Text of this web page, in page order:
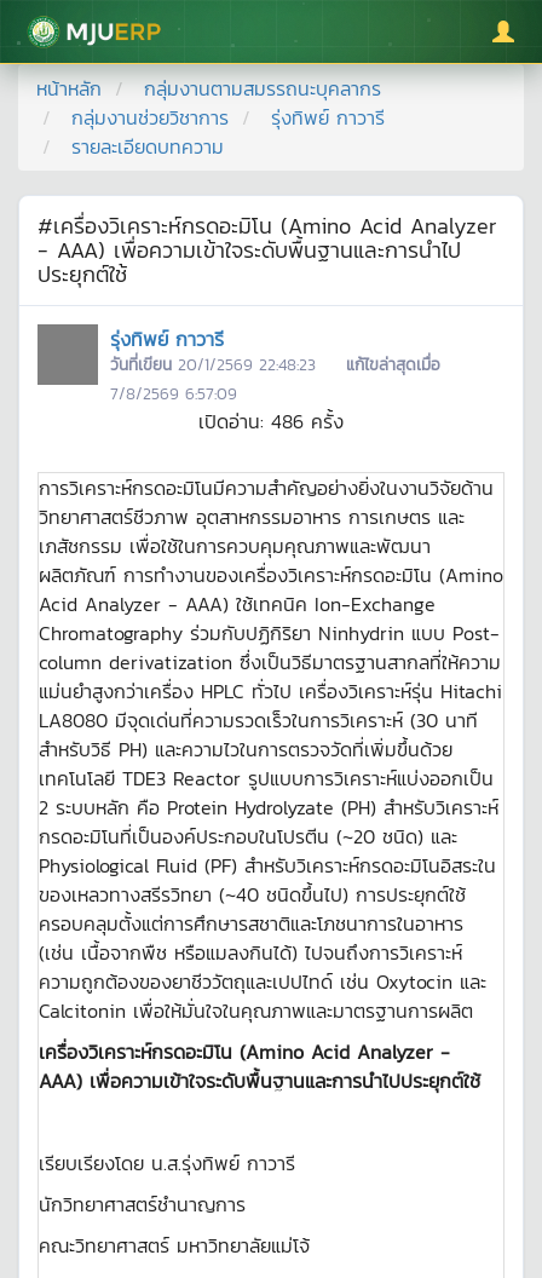
มหาวิทยาลัยแม่โจ้
หน้าหลัก
กลุ่มงานตามสมรรถนะบุคลากร
กลุ่มงานช่วยวิชาการ
รุ่งทิพย์ กาวารี
รายละเอียดบทความ
#เครื่องวิเคราะห์กรดอะมิโน (Amino Acid Analyzer
- AAA) เพื่อความเข้าใจระดับพื้นฐานและการนำไป
ประยุกต์ใช้
รุ่งทิพย์ กาวารี
วันที่เขียน 20/1/2569 22:48:23
แก้ไขล่าสุดเมื่อ
7/8/2569 6:57:09
เปิดอ่าน: 486 ครั้ง
การวิเคราะห์กรดอะมิโนมีความสำคัญอย่างยิ่งในงานวิจัยด้าน
วิทยาศาสตร์ชีวภาพ อุตสาหกรรมอาหาร การเกษตร และ
เภสัชกรรม เพื่อใช้ในการควบคุมคุณภาพและพัฒนา
ผลิตภัณฑ์ การทำงานของเครื่องวิเคราะห์กรดอะมิโน (Amino
Acid Analyzer - AAA) ใช้เทคนิค Ion-Exchange
Chromatography ร่วมกับปฏิกิริยา Ninhydrin แบบ Post-
column derivatization ซึ่งเป็นวิธีมาตรฐานสากลที่ให้ความ
แม่นยำสูงกว่าเครื่อง HPLC ทั่วไป เครื่องวิเคราะห์รุ่น Hitachi
LA8080 มีจุดเด่นที่ความรวดเร็วในการวิเคราะห์ (30 นาที
สำหรับวิธี PH) และความไวในการตรวจวัดที่เพิ่มขึ้นด้วย
เทคโนโลยี TDE3 Reactor รูปแบบการวิเคราะห์แบ่งออกเป็น
2 ระบบหลัก คือ Protein Hydrolyzate (PH) สำหรับวิเคราะห์
กรดอะมิโนที่เป็นองค์ประกอบในโปรตีน (~20 ชนิด) และ
Physiological Fluid (PF) สำหรับวิเคราะห์กรดอะมิโนอิสระใน
ของเหลวทางสรีรวิทยา (~40 ชนิดขึ้นไป) การประยุกต์ใช้
ครอบคลุมตั้งแต่การศึกษารสชาติและโภชนาการในอาหาร
(เช่น เนื้อจากพืช หรือแมลงกินได้) ไปจนถึงการวิเคราะห์
ความถูกต้องของยาชีววัตถุและเปปไทด์ เช่น Oxytocin และ
Calcitonin เพื่อให้มั่นใจในคุณภาพและมาตรฐานการผลิต
เครื่องวิเคราะห์กรดอะมิโน (Amino Acid Analyzer -
AAA) เพื่อความเข้าใจระดับพื้นฐานและการนำไปประยุกต์ใช้
เรียบเรียงโดย น.ส.รุ่งทิพย์ กาวารี
นักวิทยาศาสตร์ชำนาญการ
คณะวิทยาศาสตร์ มหาวิทยาลัยแม่โจ้